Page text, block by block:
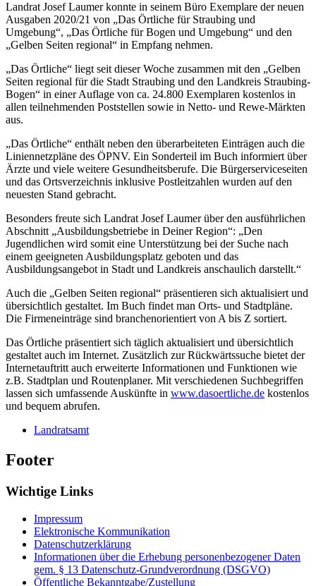
Landrat Josef Laumer konnte in seinem Büro Exemplare der neuen
Ausgaben 2020/21 von „Das Örtliche für Straubing und
Umgebung“, „Das Örtliche für Bogen und Umgebung“ und den
„Gelben Seiten regional“ in Empfang nehmen.
„Das Örtliche“ liegt seit dieser Woche zusammen mit den „Gelben
Seiten regional für die Stadt Straubing und den Landkreis Straubing-
Bogen“ in einer Auflage von ca. 24.800 Exemplaren kostenlos in
allen teilnehmenden Poststellen sowie in Netto- und Rewe-Märkten
aus.
„Das Örtliche“ enthält neben den überarbeiteten Einträgen auch die
Liniennetzpläne des ÖPNV. Ein Sonderteil im Buch informiert über
Ärzte und viele weitere Gesundheitsberufe. Die Bürgerserviceseiten
und das Ortsverzeichnis inklusive Postleitzahlen wurden auf den
neuesten Stand gebracht.
Besonders freute sich Landrat Josef Laumer über den ausführlichen
Abschnitt „Ausbildungsbetriebe in Deiner Region“: „Den
Jugendlichen wird somit eine Unterstützung bei der Suche nach
einem geeigneten Ausbildungsplatz geboten und das
Ausbildungsangebot in Stadt und Landkreis anschaulich darstellt.“
Auch die „Gelben Seiten regional“ präsentieren sich aktualisiert und
übersichtlich gestaltet. Im Buch findet man Orts- und Stadtpläne.
Die Firmeneinträge sind branchenorientiert von A bis Z sortiert.
Das Örtliche präsentiert sich täglich aktualisiert und übersichtlich
gestaltet auch im Internet. Zusätzlich zur Rückwärtssuche bietet der
Internetauftritt auch erweiterte Informationen und Funktionen wie
z.B. Stadtplan und Routenplaner. Mit verschiedenen Suchbegriffen
lassen sich umfassende Auskünfte in www.dasoertliche.de kostenlos
und bequem abrufen.
Landratsamt
Footer
Wichtige Links
Impressum
Elektronische Kommunikation
Datenschutzerklärung
Informationen über die Erhebung personenbezogener Daten
gem. § 13 Datenschutz-Grundverordnung (DSGVO)
Öffentliche Bekanntgabe/Zustellung